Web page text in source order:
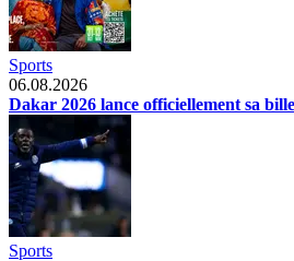
Sports
06.08.2026
Dakar 2026 lance officiellement sa
Sports